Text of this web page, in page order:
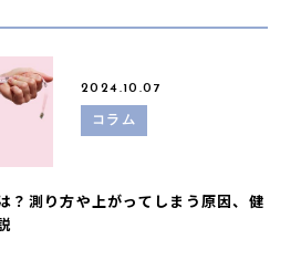
2024.10.07
コラム
？測り方や上がってしまう原因、健